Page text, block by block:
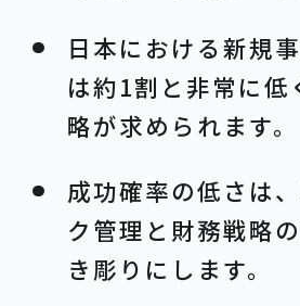
日本における新規
は約1割と非常に低
略が求められます。
成功確率の低さは
ク管理と財務戦略
き彫りにします。